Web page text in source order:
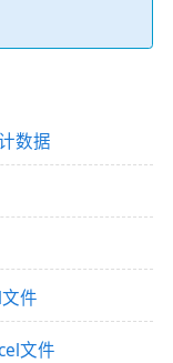
数据
件
文件